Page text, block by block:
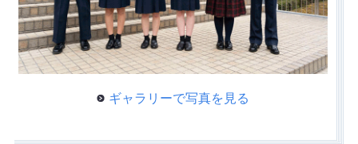
ギャラリーで写真を見る